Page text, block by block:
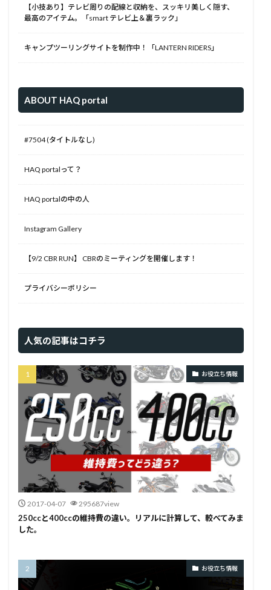
【小技あり】テレビ周りの配線と収納を、スッキリ美しく隠す、
最高のアイテム。「smart テレビ上＆裏ラック」
キャンプツーリングサイトを制作中！「LANTERN RIDERS」
ABOUT HAQ portal
#7504 (タイトルなし)
HAQ portalって？
HAQ portalの中の人
Instagram Gallery
【9/2 CBR RUN】 CBRのミーティングを開催します！
プライバシーポリシー
人気の記事はコチラ
お役立ち情報
2017-04-07 295687view
250ccと400ccの維持費の違い。リアルに計算して、較べてみま
した。
お役立ち情報